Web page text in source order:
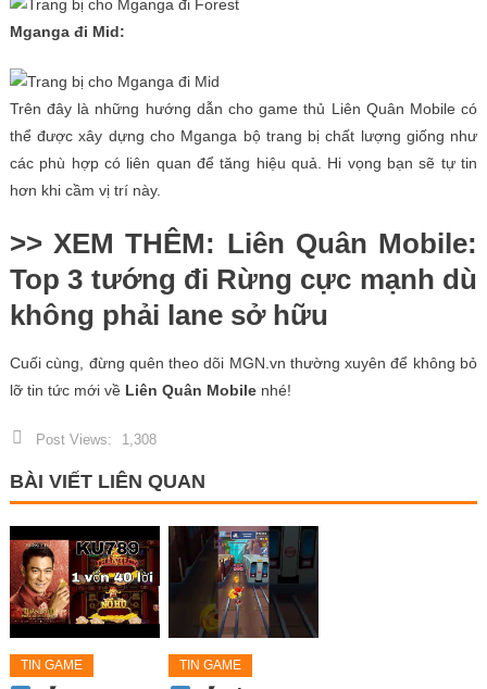
Mganga đi Mid:
Trên đây là những hướng dẫn cho game thủ Liên Quân Mobile có
thể được xây dựng cho Mganga bộ trang bị chất lượng giống như
các phù hợp có liên quan để tăng hiệu quả. Hi vọng bạn sẽ tự tin
hơn khi cầm vị trí này.
>> XEM THÊM: Liên Quân Mobile:
Top 3 tướng đi Rừng cực mạnh dù
không phải lane sở hữu
Cuối cùng, đừng quên theo dõi MGN.vn thường xuyên để không bỏ
lỡ tin tức mới về Liên Quân Mobilenhé!
Post Views: 1,308
BÀI VIẾT LIÊN QUAN
TIN GAME TIN GAME